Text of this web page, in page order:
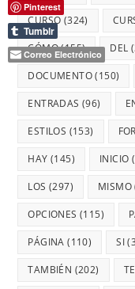
CURSO (324)
CÓMO(155) DEL
DOCUMENTO(150)
ENTRADAS (96)
ESTILOS (153)
HAY (145) INICIO
LOS (297) MISMO
OPCIONES (115)
PÁGINA (110) SI
TAMBIÉN (202)
Pinterest
Tumblr
Correo Electrónico